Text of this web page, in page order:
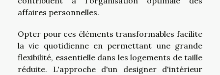
affaires personnelles.
Opter pour ces éléments transformables facilite
la vie quotidienne en permettant une grande
flexibilité, essentielle dans les logements de taille
réduite. L'approche d'un designer d'intérieur